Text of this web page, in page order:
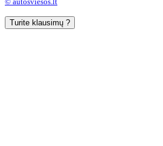
Turite klausimų ?